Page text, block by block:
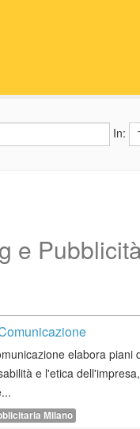
In:
e
elabora
e l'etica
Milano